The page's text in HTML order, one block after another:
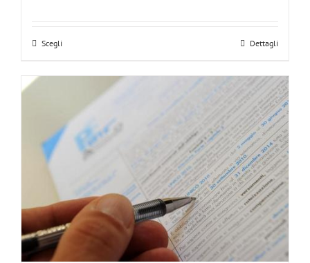
Scegli Dettagli